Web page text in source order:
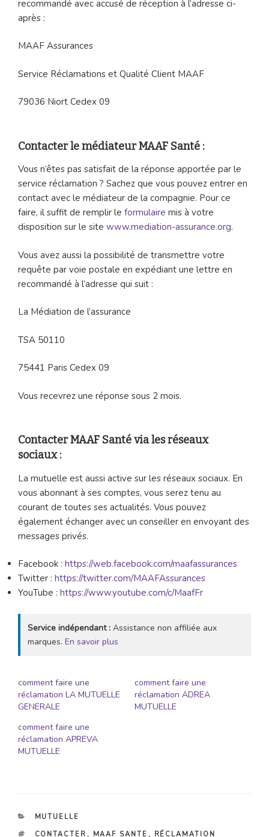
recommandé avec accusé de réception à l’adresse ci-
après :
MAAF Assurances
Service Réclamations et Qualité Client MAAF
79036 Niort Cedex 09
Contacter le médiateur MAAF Santé :
Vous n’êtes pas satisfait de la réponse apportée par le
service réclamation ? Sachez que vous pouvez entrer en
contact avec le médiateur de la compagnie. Pour ce
faire, il suffit de remplir le formulaire mis à votre
disposition sur le site www.mediation-assurance.org.
Vous avez aussi la possibilité de transmettre votre
requête par voie postale en expédiant une lettre en
recommandé à l’adresse qui suit :
La Médiation de l’assurance
TSA 50110
75441 Paris Cedex 09
Vous recevrez une réponse sous 2 mois.
Contacter MAAF Santé via les réseaux
sociaux :
La mutuelle est aussi active sur les réseaux sociaux. En
vous abonnant à ses comptes, vous serez tenu au
courant de toutes ses actualités. Vous pouvez
également échanger avec un conseiller en envoyant des
messages privés.
Facebook : https://web.facebook.com/maafassurances
Twitter : https://twitter.com/MAAFAssurances
YouTube : https://www.youtube.com/c/MaafFr
Service indépendant : Assistance non affiliée aux
marques. En savoir plus
comment faire une
réclamation LA MUTUELLE
GENERALE
comment faire une
réclamation ADREA
MUTUELLE
comment faire une
réclamation APREVA
MUTUELLE
CATÉGORIES
MUTUELLE
ÉTIQUETTES
CONTACTER , MAAF SANTE , RÉCLAMATION